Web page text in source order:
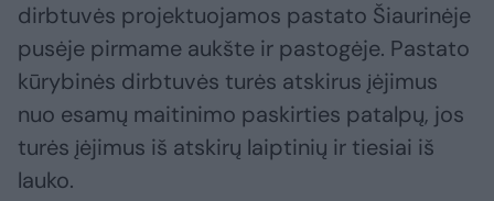
dirbtuvės projektuojamos pastato Šiaurinėje
pusėje pirmame aukšte ir pastogėje. Pastato
kūrybinės dirbtuvės turės atskirus įėjimus
nuo esamų maitinimo paskirties patalpų, jos
turės įėjimus iš atskirų laiptinių ir tiesiai iš
lauko.